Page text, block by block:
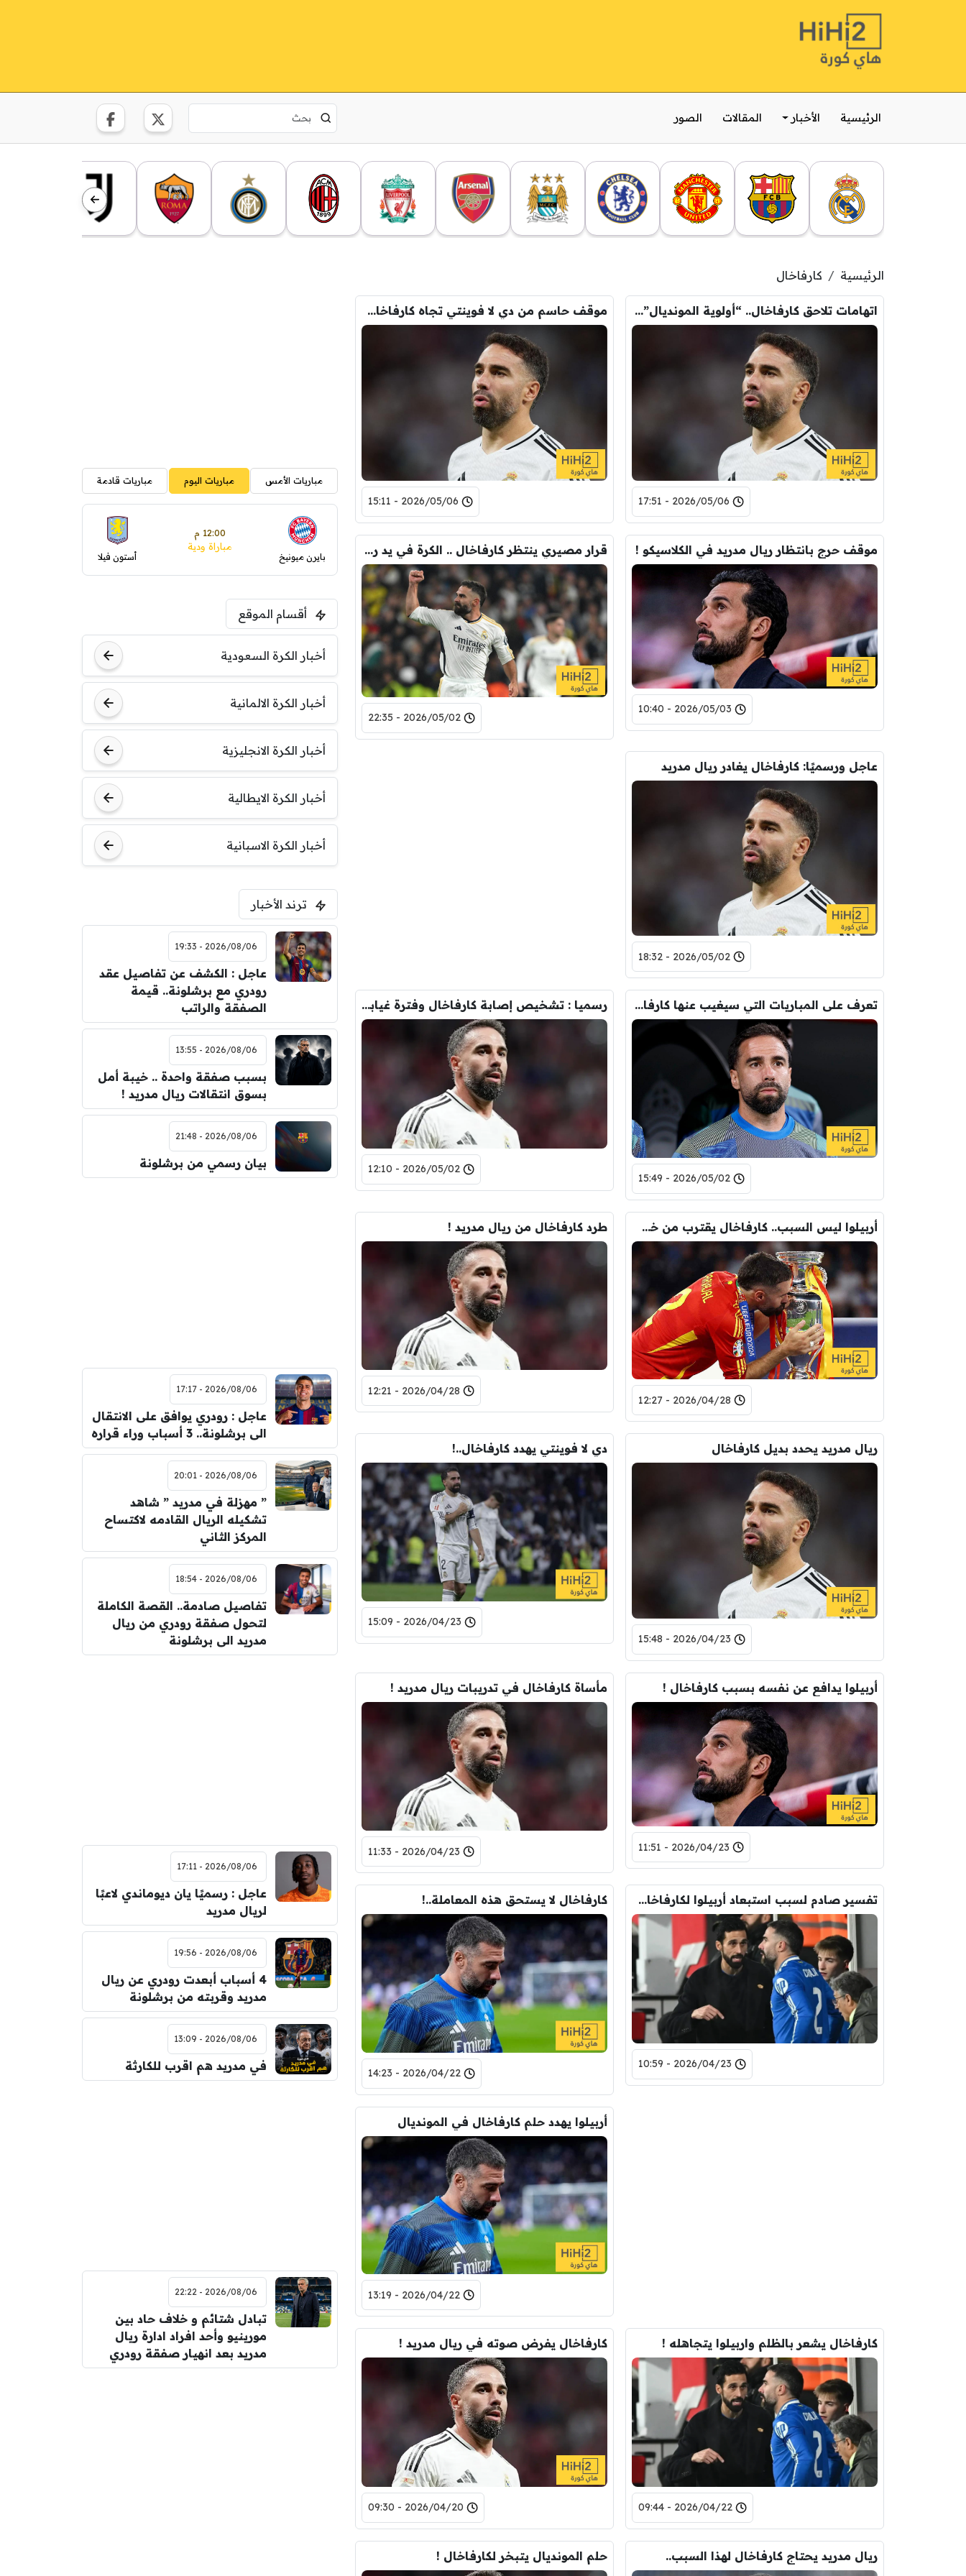
الرئيسية الأخبار المقالات الصور
الرئيسية كارفاخال
اتهامات تلاحق كارفاخال.. “أولوية المونديال” تُشعل أزمة مع أربيلوا
2026/05/06 - 17:51
موقف حاسم من دي لا فوينتي تجاه كارفاخال قبل المونديال
2026/05/06 - 15:11
موقف حرج بانتظار ريال مدريد في الكلاسيكو !
2026/05/03 - 10:40
قرار مصيري ينتظر كارفاخال .. الكرة في يد ريال مدريد !
2026/05/02 - 22:35
عاجل ورسميًا: كارفاخال يغادر ريال مدريد
2026/05/02 - 18:32
تعرف على المباريات التي سيغيب عنها كارفاخال مع ريال مدريد
2026/05/02 - 15:49
رسميا : تشخيص إصابة كارفاخال وفترة غيابه عن الريال !
2026/05/02 - 12:10
أربيلوا ليس السبب.. كارفاخال يقترب من خسارة حلم المونديال!
2026/04/28 - 12:27
طرد كارفاخال من ريال مدريد !
2026/04/28 - 12:21
ريال مدريد يحدد بديل كارفاخال
2026/04/23 - 15:48
دي لا فوينتي يهدد كارفاخال..!
2026/04/23 - 15:09
أربيلوا يدافع عن نفسه بسبب كارفاخال !
2026/04/23 - 11:51
مأساة كارفاخال في تدريبات ريال مدريد !
2026/04/23 - 11:33
تفسير صادم لسبب استبعاد أربيلوا لكارفاخال !
2026/04/23 - 10:59
كارفاخال لا يستحق هذه المعاملة..!
2026/04/22 - 14:23
أربيلوا يهدد حلم كارفاخال في المونديال
2026/04/22 - 13:19
كارفاخال يشعر بالظلم واربيلوا يتجاهله !
2026/04/22 - 09:44
كارفاخال يفرض صوته في ريال مدريد !
2026/04/20 - 09:30
ريال مدريد يحتاج كارفاخال لهذا السبب.. حلم المونديال يتبخر لكارفاخال !
مباريات الأمس مباريات اليوم مباريات قادمة
بايرن ميونيخ
12:00 م
مباراة ودية
أستون فيلا
أقسام الموقع
أخبار الكرة السعودية
أخبار الكرة الالمانية
أخبار الكرة الانجليزية
أخبار الكرة الايطالية
أخبار الكرة الاسبانية
ترند الأخبار
2026/08/06 - 19:33
عاجل : الكشف عن تفاصيل عقد
رودري مع برشلونة.. قيمة
الصفقة والراتب
2026/08/06 - 13:55
بسبب صفقة واحدة .. خيبة أمل
بسوق انتقالات ريال مدريد !
2026/08/06 - 21:48
بيان رسمي من برشلونة
2026/08/06 - 17:17
عاجل : رودري يوافق على الانتقال
الى برشلونة.. 3 أسباب وراء قراره
2026/08/06 - 20:01
” مهزلة في مدريد ” شاهد
تشكيله الريال القادمه لاكتساح
المركز الثاني
2026/08/06 - 18:54
تفاصيل صادمة.. القصة الكاملة
لتحول صفقة رودري من ريال
مدريد الى برشلونة
2026/08/06 - 17:11
عاجل : رسميًا يان ديوماندي لاعبًا
لريال مدريد
2026/08/06 - 19:56
4 أسباب أبعدت رودري عن ريال
مدريد وقربته من برشلونة
2026/08/06 - 13:09
في مدريد هم اقرب للكارثة
2026/08/06 - 22:22
تبادل شتائم و خلاف حاد بين
مورينيو وأحد افراد ادارة ريال
مدريد بعد انهيار صفقة رودري